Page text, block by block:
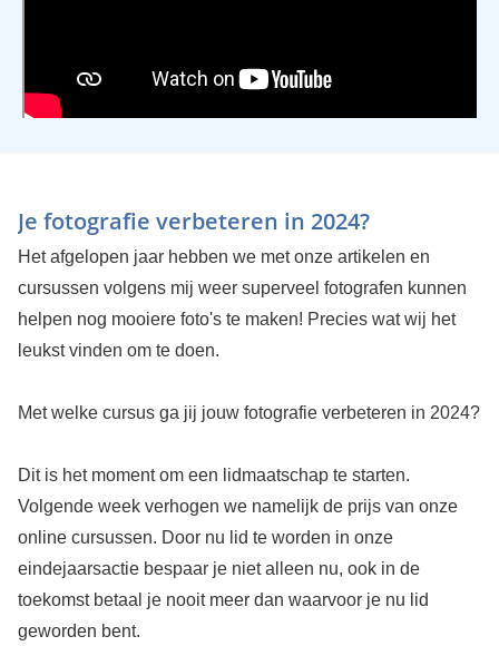
Je fotografie verbeteren in 2024?
Het afgelopen jaar hebben we met onze artikelen en
cursussen volgens mij weer superveel fotografen kunnen
helpen nog mooiere foto's te maken! Precies wat wij het
leukst vinden om te doen.
Met welke cursus ga jij jouw fotografie verbeteren in 2024?
Dit is het moment om een lidmaatschap te starten.
Volgende week verhogen we namelijk de prijs van onze
online cursussen. Door nu lid te worden in onze
eindejaarsactie bespaar je niet alleen nu, ook in de
toekomst betaal je nooit meer dan waarvoor je nu lid
geworden bent.